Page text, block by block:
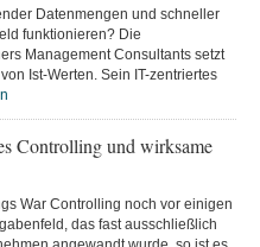
Datenmengen und schneller
funktionieren? Die
Management Consultants setzt
Ist-Werten. Sein IT-zentriertes
Controlling und wirksame
War Controlling noch vor einigen
das fast ausschließlich